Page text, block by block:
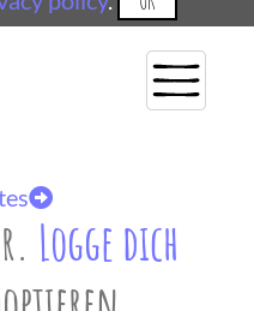
Logge dich